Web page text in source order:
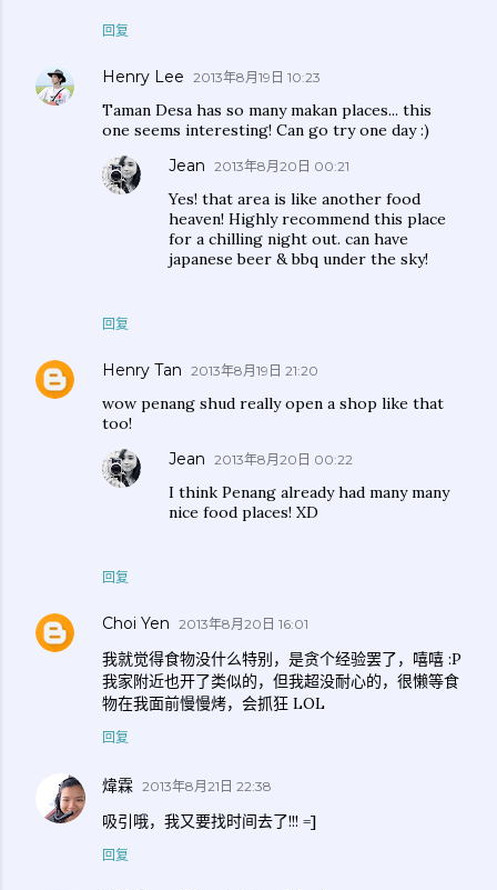
回复
Henry Lee 2013年8月19日 10:23
Taman Desa has so many makan places... this
one seems interesting! Can go try one day :)
回复
Jean 2013年8月20日 00:21
Yes! that area is like another food
heaven! Highly recommend this place
for a chilling night out. can have
japanese beer & bbq under the sky!
Henry Tan 2013年8月19日 21:20
wow penang shud really open a shop like that
too!
回复
Jean 2013年8月20日 00:22
I think Penang already had many many
nice food places! XD
Choi Yen 2013年8月20日 16:01
我就觉得食物没什么特别，是贪个经验罢了，嘻嘻 :P
我家附近也开了类似的，但我超没耐心的，很懒等食
物在我面前慢慢烤，会抓狂 LOL
回复
煒霖 2013年8月21日 22:38
吸引哦，我又要找时间去了!!! =]
回复